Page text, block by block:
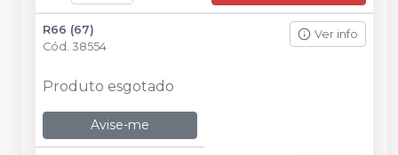
R66 (67)
Cód. 38554
Ver info
Produto esgotado
Avise-me